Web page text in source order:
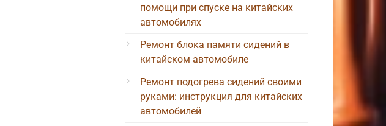
помощи при спуске на китайских
автомобилях
Ремонт блока памяти сидений в
китайском автомобиле
Ремонт подогрева сидений своими
руками: инструкция для китайских
автомобилей